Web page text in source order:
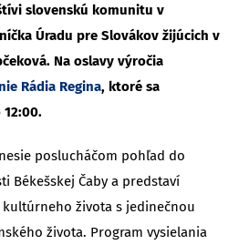
slovenskú komunitu v
Úradu pre Slovákov žijúcich v
Na oslavy výročia
Rádia Regina, ktoré sa
poslucháčom pohľad do
Békešskej Čaby a predstaví
života s jedinečnou
života. Program vysielania